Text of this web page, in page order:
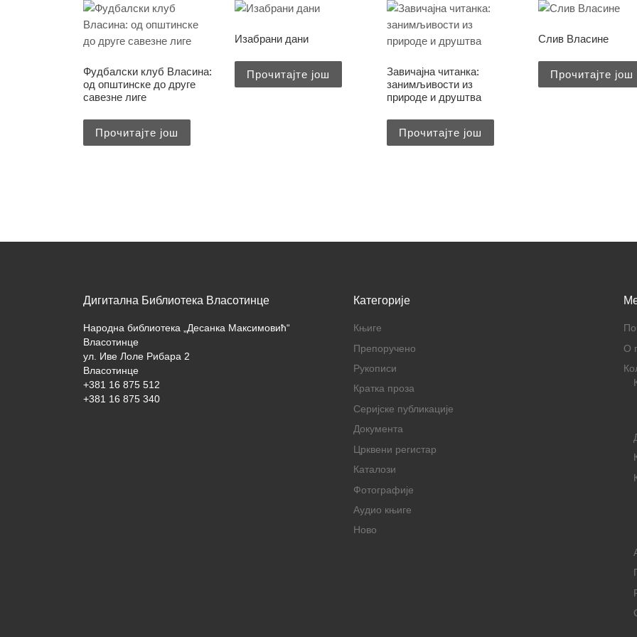
Фудбалски клуб Власина:
од општинске до друге
савезне лиге
Прочитајте још
Изабрани дани
Прочитајте још
Завичајна читанка:
занимљивости из
природе и друштва
Прочитајте још
Слив Власине
Прочитајте још
Дигитална Библиотека Власотинце
Народна библиотека „Десанка Максимовић“
Власотинце
ул. Иве Лоле Рибара 2
Власотинце
+381 16 875 512
+381 16 875 340
Категорије
Књиге
Препоручено
Рукописи
Кратка проза
Серијске публикације
Документа
Црквени регистар
Каталози
Фотографије
Аудио књиге
Ново
О